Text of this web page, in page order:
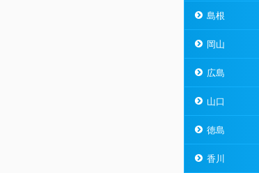
島根
岡山
広島
山口
徳島
香川